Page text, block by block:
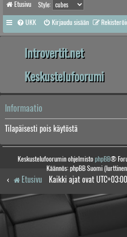
Etusivu Style:
UKK Kirjaudu sisään
Introvertit.net
Keskustelufoorumi
Informaatio
Tilapäisesti pois käytöstä
Keskustelufoorumin ohjelmistophpBB®
Käännös: phpBB Suomi
Etusivu Kaikki ajat ovat UTC+03:00